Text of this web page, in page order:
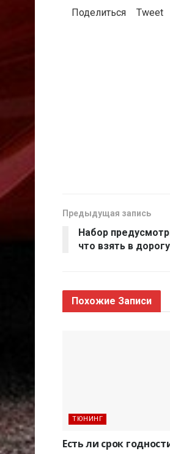
Поделиться Tweet
Предыдущая запись
Набор
что взять в
Похожие Записи
ТЮНИНГ
Есть ли срок